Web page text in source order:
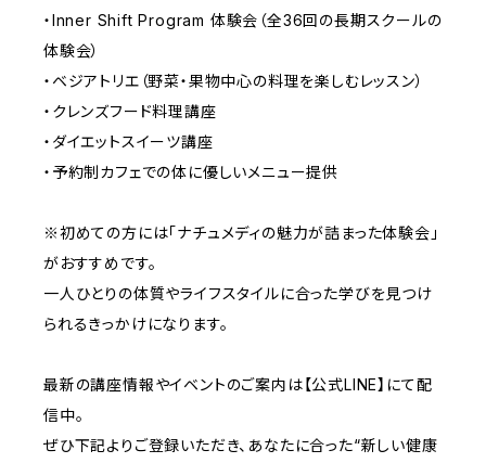
・Inner Shift Program 体験会（全36回の長期スクールの
体験会）
・ベジアトリエ（野菜・果物中心の料理を楽しむレッスン）
・クレンズフード料理講座
・ダイエットスイーツ講座
・予約制カフェでの体に優しいメニュー提供
※初めての方には「ナチュメディの魅力が詰まった体験会」
がおすすめです。
一人ひとりの体質やライフスタイルに合った学びを見つけ
られるきっかけになります。
最新の講座情報やイベントのご案内は【公式LINE】にて配
信中。
ぜひ下記よりご登録いただき、あなたに合った“新しい健康